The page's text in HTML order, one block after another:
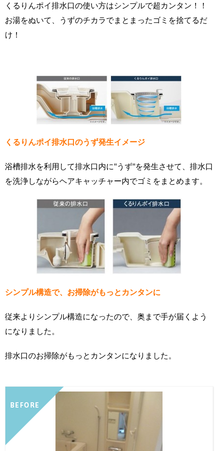
くるりんポイ排水口の使い方はシンプルで超カンタン！！
お湯をぬいて、うずのチカラでまとまったゴミを捨てるだ
け！
くるりんポイ排水口のうず発生イメージ
浴槽排水を利用して排水口内に"うず"を発生させて、排水口
を洗浄しながらヘアキャッチャー内でゴミをまとめます。
シンプル構造で、お掃除がもっとカンタンに
従来よりシンプル構造になったので、奥まで手が届くよう
になりました。
排水口のお掃除がもっとカンタンになりました。
BEFORE